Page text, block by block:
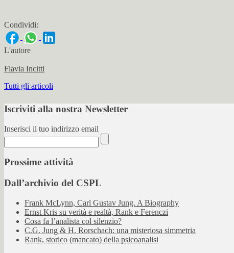
Condividi:
L'autore
Flavia Incitti
Tutti gli articoli
Iscriviti alla nostra Newsletter
Inserisci il tuo indirizzo email
Prossime attività
Dall’archivio del CSPL
Frank McLynn, Carl Gustav Jung. A Biography
Ernst Kris su verità e realtà, Rank e Ferenczi
Cosa fa l’analista col silenzio?
C.G. Jung & H. Rorschach: una misteriosa simmetria
Rank, storico (mancato) della psicoanalisi